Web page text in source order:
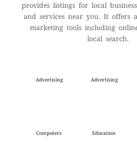
provides listings for local
and services near you. It offers
marketing tools including
local search.
Advertising Advertising
Computers Education